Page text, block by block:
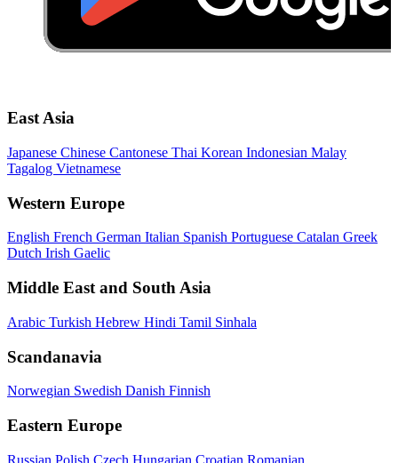
East Asia
Japanese Chinese Cantonese Thai Korean Indonesian Malay
Tagalog Vietnamese
Western Europe
English French German Italian Spanish Portuguese Catalan Greek
Dutch Irish Gaelic
Middle East and South Asia
Arabic Turkish Hebrew Hindi Tamil Sinhala
Scandanavia
Norwegian Swedish Danish Finnish
Eastern Europe
Russian Polish Czech Hungarian Croatian Romanian